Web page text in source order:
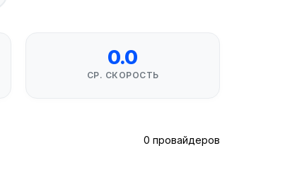
0.0
СР. СКОРОСТЬ
0 провайдеров